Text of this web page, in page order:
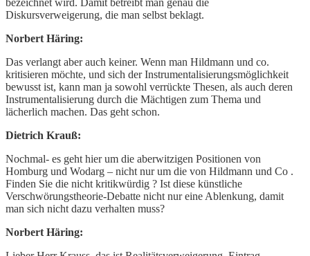
Diskursverweigerung, die man selbst beklagt.
Norbert Häring:
Das verlangt aber auch keiner. Wenn man Hildmann und co.
kritisieren möchte, und sich der Instrumentalisierungsmöglichkeit
bewusst ist, kann man ja sowohl verrückte Thesen, als auch deren
Instrumentalisierung durch die Mächtigen zum Thema und
lächerlich machen. Das geht schon.
Dietrich Krauß:
Nochmal- es geht hier um die aberwitzigen Positionen von
Homburg und Wodarg – nicht nur um die von Hildmann und Co .
Finden Sie die nicht kritikwürdig ? Ist diese künstliche
Verschwörungstheorie-Debatte nicht nur eine Ablenkung, damit
man sich nicht dazu verhalten muss?
Norbert Häring: